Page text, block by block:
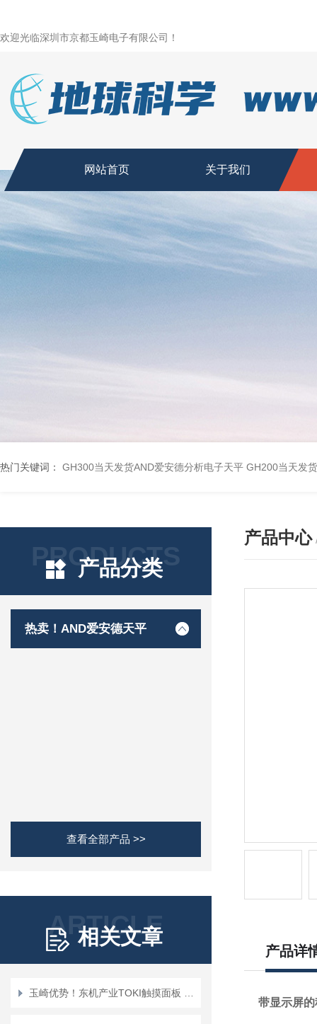
欢迎光临深圳市京都玉崎电子有限公司！
网站首页 关于我们
热门关键词： GH300当天发货AND爱安德分析电子天平 GH200当天发
PRODUCTS
产品分类
热卖！AND爱安德天平
查看全部产品 >>
ARTICLE
相关文章
产品中心
产品详
带显示屏